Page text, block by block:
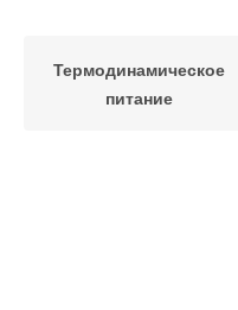
Термодинамическое
питание